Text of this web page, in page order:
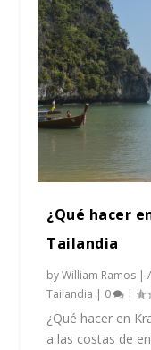
¿Qué hacer
Tailandia
byWilliam Ramos |
Tailandia | 0 |
¿Qué hacer en
a las costas de